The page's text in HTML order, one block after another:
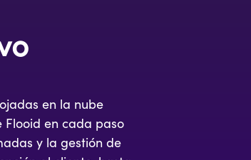
en la nube
en cada paso
y la gestión de